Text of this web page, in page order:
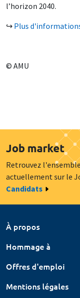
l’horizon 2040.
↪ Plus
© AMU
Job market
Retrouvez
actuellement sur le
Candidats
À propos
Hommage à
Offres d'emploi
Mentions légales